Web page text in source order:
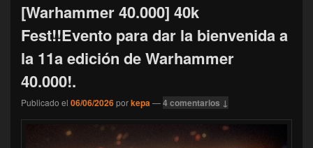
[Warhammer 40.000] 40k
Fest!!Evento para dar la bienvenida a
la 11a edición de Warhammer
40.000!.
Publicado el 06/06/2026porkepa—4 comentarios ↓